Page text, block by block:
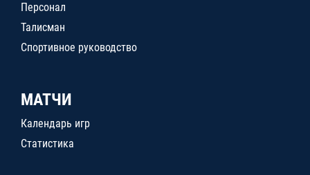
Персонал
Талисман
Спортивное руководство
МАТЧИ
Календарь игр
Статистика